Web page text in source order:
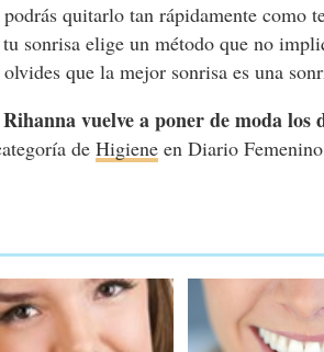
quitarlo tan rápidamente como
sonrisa elige un método que no
que la mejor sonrisa es una
Rihanna vuelve a poner de moda los
deHigiene en Diario